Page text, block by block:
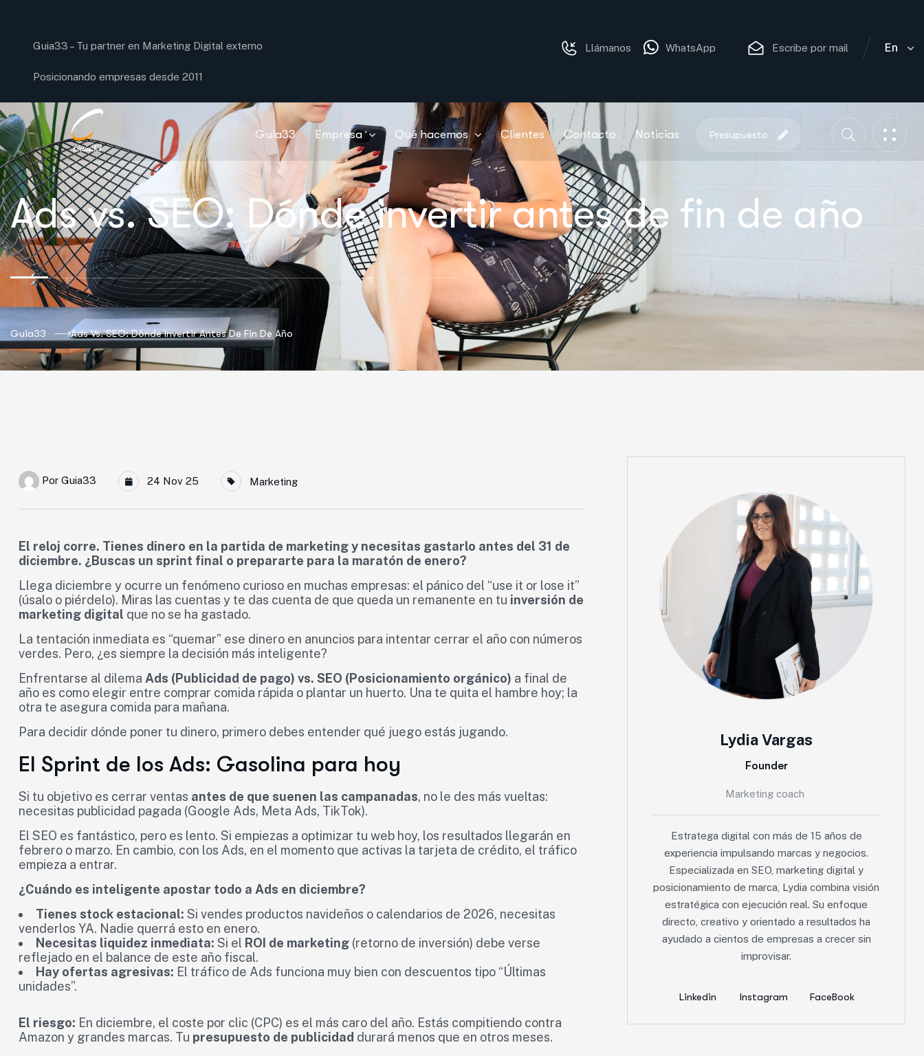
Guia33 – Tu partner en Marketing Digital externo
Posicionando empresas desde 2011
Llámanos WhatsApp Escribe por mail En
Guia33 Empresa Qué hacemos Clientes Contacto Noticias Presupuesto
Ads vs. SEO: Dónde invertir antes de fin de año
Guia33 Ads Vs. SEO: Dónde Invertir Antes De Fin De Año
Por Guia33 24 Nov 25 Marketing
El reloj corre. Tienes dinero en la partida de marketing y necesitas gastarlo antes del 31 de
diciembre. ¿Buscas un sprint final o prepararte para la maratón de enero?
Llega diciembre y ocurre un fenómeno curioso en muchas empresas: el pánico del “use it or lose it”
(úsalo o piérdelo). Miras las cuentas y te das cuenta de que queda un remanente en tu inversión de
marketing digital que no se ha gastado.
La tentación inmediata es “quemar” ese dinero en anuncios para intentar cerrar el año con números
verdes. Pero, ¿es siempre la decisión más inteligente?
Enfrentarse al dilema Ads (Publicidad de pago) vs. SEO (Posicionamiento orgánico) a final de
año es como elegir entre comprar comida rápida o plantar un huerto. Una te quita el hambre hoy; la
otra te asegura comida para mañana.
Para decidir dónde poner tu dinero, primero debes entender qué juego estás jugando.
El Sprint de los Ads: Gasolina para hoy
Si tu objetivo es cerrar ventas antes de que suenen las campanadas, no le des más vueltas:
necesitas publicidad pagada (Google Ads, Meta Ads, TikTok).
El SEO es fantástico, pero es lento. Si empiezas a optimizar tu web hoy, los resultados llegarán en
febrero o marzo. En cambio, con los Ads, en el momento que activas la tarjeta de crédito, el tráfico
empieza a entrar.
¿Cuándo es inteligente apostar todo a Ads en diciembre?
Tienes stock estacional: Si vendes productos navideños o calendarios de 2026, necesitas
venderlos YA. Nadie querrá esto en enero.
Necesitas liquidez inmediata: Si el ROI de marketing (retorno de inversión) debe verse
reflejado en el balance de este año fiscal.
Hay ofertas agresivas: El tráfico de Ads funciona muy bien con descuentos tipo “Últimas
unidades”.
El riesgo: En diciembre, el coste por clic (CPC) es el más caro del año. Estás compitiendo contra
Amazon y grandes marcas. Tu presupuesto de publicidad durará menos que en otros meses.
Lydia Vargas
Founder
Marketing coach
Estratega digital con más de 15 años de
experiencia impulsando marcas y negocios.
Especializada en SEO, marketing digital y
posicionamiento de marca, Lydia combina visión
estratégica con ejecución real. Su enfoque
directo, creativo y orientado a resultados ha
ayudado a cientos de empresas a crecer sin
improvisar.
Linkedin Instagram FaceBook